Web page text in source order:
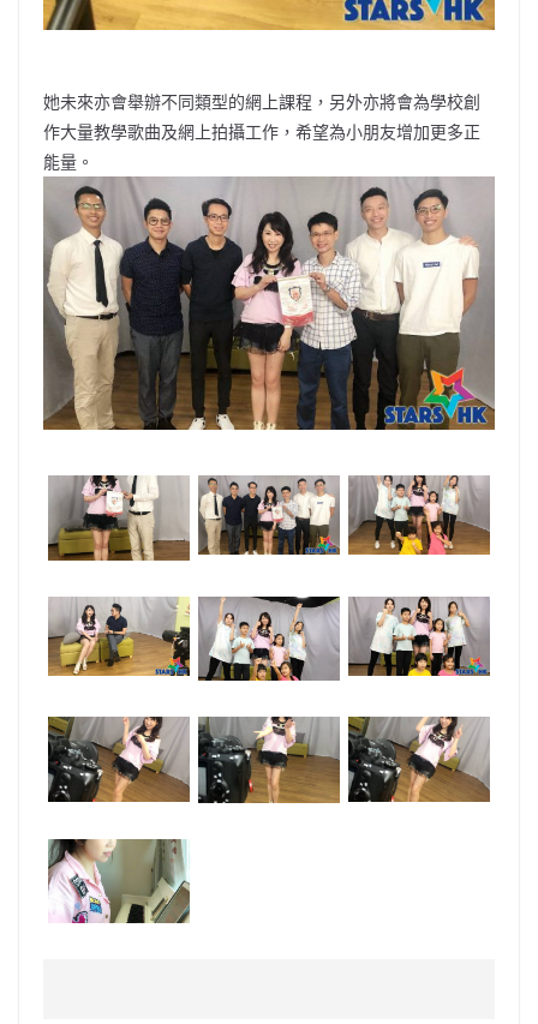
她未來亦會舉辦不同類型的網上課程，另外亦將會為學校創
作大量教學歌曲及網上拍攝工作，希望為小朋友增加更多正
能量。